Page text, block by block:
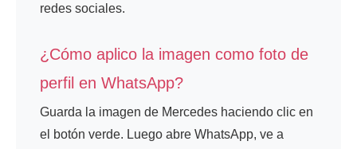
redes sociales.
¿Cómo aplico la imagen como foto de
perfil en WhatsApp?
Guarda la imagen de Mercedes haciendo clic en
el botón verde. Luego abre WhatsApp, ve a